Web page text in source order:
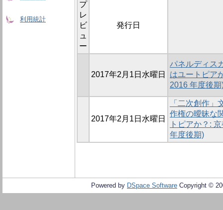
利用統計
プ
レ
ビ
ュ
ー
発行日
2017年2月1日水曜日
パネルディス
はユートピア
2016 年度後期
2017年2月1日水曜日
「二次創作」
作権の曖昧な
トピアか？:
年度後期)
Powered by DSpace Software Copyright ©